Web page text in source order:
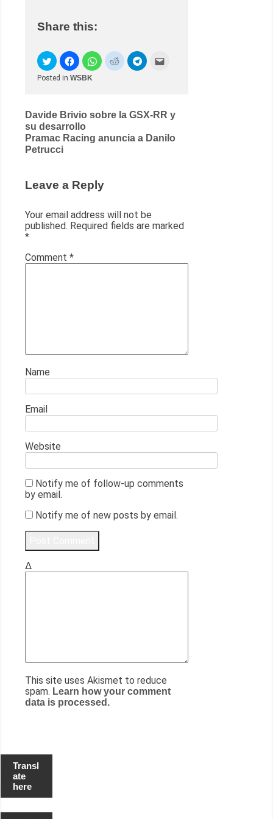
Share this:
Posted in WSBK
Post
navigation
Davide Brivio sobre la GSX-RR y
su desarrollo
Pramac Racing anuncia a Danilo
Petrucci
Leave a Reply
Your email address will not be
published. Required fields are marked
*
Comment *
Name
Email
Website
Notify me of follow-up comments
by email.
Notify me of new posts by email.
Δ
This site uses Akismet to reduce
spam. Learn how your comment
data is processed.
Transl
ate
here